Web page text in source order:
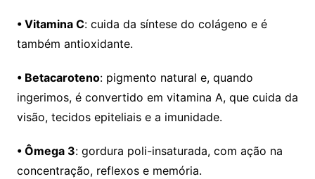
• Vitamina C: cuida da síntese do colágeno e é
também antioxidante.
• Betacaroteno: pigmento natural e, quando
ingerimos, é convertido em vitamina A, que cuida da
visão, tecidos epiteliais e a imunidade.
• Ômega 3: gordura poli-insaturada, com ação na
concentração, reflexos e memória.